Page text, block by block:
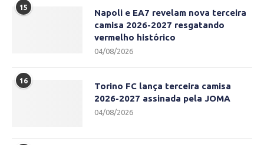
15
Napoli e EA7 revelam nova terceira
camisa 2026-2027 resgatando
vermelho histórico
04/08/2026
16
Torino FC lança terceira camisa
2026-2027 assinada pela JOMA
04/08/2026